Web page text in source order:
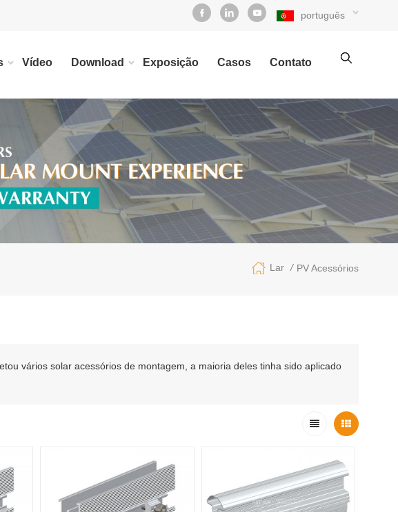
português
Vídeo Download Exposição Casos Contato
Lar / PV Acessórios
vários solar acessórios de montagem, a maioria deles tinha sido aplicado